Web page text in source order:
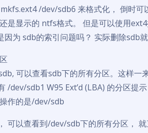
/dev/sdb6 来格式化， 倒时可
是显示的 ntfs格式。 但是可以使用ext4
因为 sdb的索引问题吗？ 实际删除sdb
可以查看sdb下的所有分区。这样一
/dev/sdb1 W95 Ext’d (LBA) 的分区提
作的是/dev/sdb
可以查看到/dev/sdb下的所有分区，